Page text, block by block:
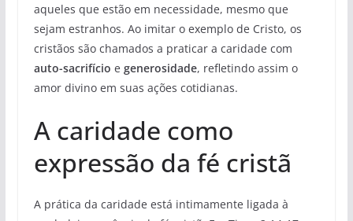
aqueles que estão em necessidade, mesmo que
sejam estranhos. Ao imitar o exemplo de Cristo, os
cristãos são chamados a praticar a caridade com
auto-sacrifício e generosidade, refletindo assim o
amor divino em suas ações cotidianas.
A caridade como
expressão da fé cristã
A prática da caridade está intimamente ligada à